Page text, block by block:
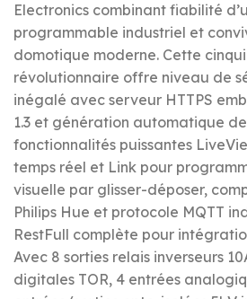
Electronics combinant fiabilité
programmable industriel et
domotique moderne. Cette
révolutionnaire offre niveau de
inégalé avec serveur HTTPS
1.3 et génération automatique
fonctionnalités puissantes
temps réel et Link pour
visuelle par glisser-déposer,
Philips Hue et protocole MQTT
RestFull complète pour
Avec 8 sorties relais inverseurs
digitales TOR, 4 entrées